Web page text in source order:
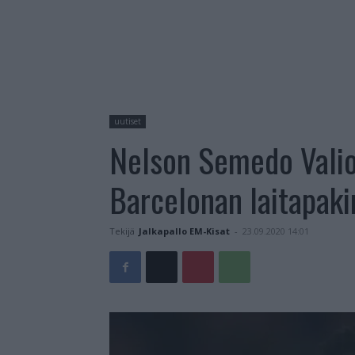
uutiset
Nelson Semedo
Barcelonan
Tekijä Jalkapallo EM-Kisat - 23.09.2020 14:01